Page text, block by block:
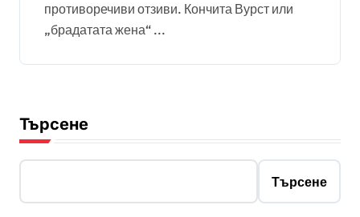
противоречиви отзиви. Кончита Вурст или
„брадатата жена“ ...
Търсене
Търсене